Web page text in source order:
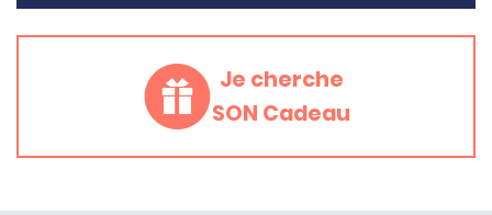
Je cherche
SON Cadeau